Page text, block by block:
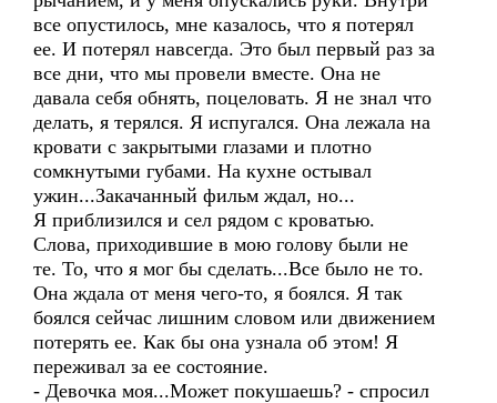
все опустилось, мне казалось, что я потерял
ее. И потерял навсегда. Это был первый раз за
все дни, что мы провели вместе. Она не
давала себя обнять, поцеловать. Я не знал что
делать, я терялся. Я испугался. Она лежала на
кровати с закрытыми глазами и плотно
сомкнутыми губами. На кухне остывал
ужин...Закачанный фильм ждал, но...
Я приблизился и сел рядом с кроватью.
Слова, приходившие в мою голову были не
те. То, что я мог бы сделать...Все было не то.
Она ждала от меня чего-то, я боялся. Я так
боялся сейчас лишним словом или движением
потерять ее. Как бы она узнала об этом! Я
переживал за ее состояние.
- Девочка моя...Может покушаешь? - спросил